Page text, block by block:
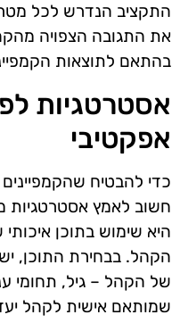
התקציב הנדרש לכל
את התגובה הצפויה
בהתאם לתוצאות
אסטרטגיות
אפקטיבי
כדי להבטיח שהקמפיינים
חשוב לאמץ
היא שימוש בתוכן
הקהל. בבחירת התוכן,
של הקהל – גיל, תחומי
שמותאם אישית לקהל